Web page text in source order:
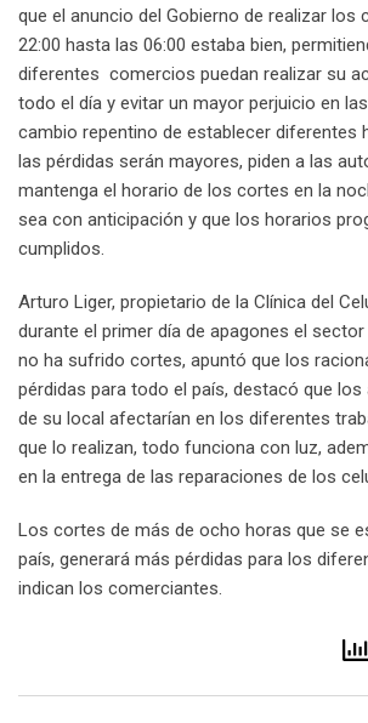
que el anuncio del Gobierno de realizar los
22:00 hasta las 06:00 estaba bien,
diferentes comercios puedan realizar su
todo el día y evitar un mayor perjuicio en
cambio repentino de establecer diferentes
las pérdidas serán mayores, piden a las
mantenga el horario de los cortes en la
sea con anticipación y que los horarios
cumplidos.
Arturo Liger, propietario de la Clínica del
durante el primer día de apagones el
no ha sufrido cortes, apuntó que los
pérdidas para todo el país, destacó que
de su local afectarían en los diferentes
que lo realizan, todo funciona con luz,
en la entrega de las reparaciones de los
Los cortes de más de ocho horas que se
país, generará más pérdidas para los
indican los comerciantes.